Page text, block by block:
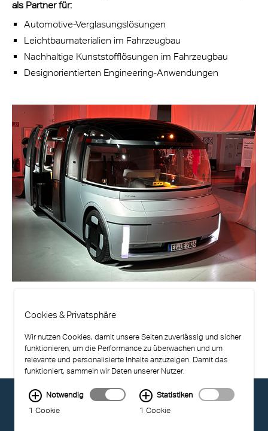
als Partner für:
Automotive-Verglasungslösungen
Leichtbaumaterialien im Fahrzeugbau
Nachhaltige Kunststofflösungen im Fahrzeugbau
Designorientierten Engineering-Anwendungen
© EXOLON GROUP
NUTZUNGSBEDINGUNGEN
Cookies & Privatsphäre
Wir nutzen Cookies, damit unsere Seiten zuverlässig und sicher
funktionieren, um die Performance zu überwachen und um
relevante und personalisierte Inhalte anzuzeigen. Damit das
funktioniert, sammeln wir Daten unserer Nutzer.
Notwendig
1 Cookie
Statistiken
1 Cookie